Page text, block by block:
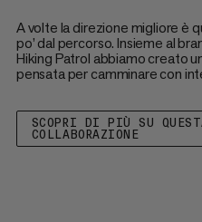
A volte la direzione migliore è
po’ dal percorso. Insieme al
Hiking Patrol abbiamo creato
pensata per camminare con
SCOPRI DI PIÙ SU
COLLABORAZIONE